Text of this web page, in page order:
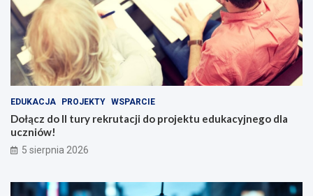
EDUKACJA PROJEKTY WSPARCIE
Dołącz do II tury rekrutacji do projektu edukacyjnego dla
uczniów!
5 sierpnia 2026